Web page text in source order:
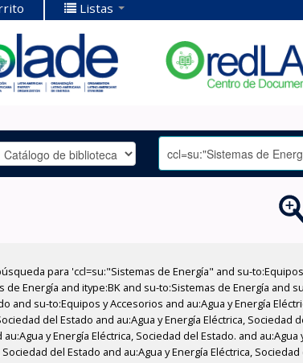
Listas
para 'ccl=su:"Sistemas de Energía" and su-
de Energía and itype:BK and su-to:Sistemas de Energía and
and su-to:Equipos y Accesorios and au:Agua y Energía
del Estado and au:Agua y Energía Eléctrica,
au:Agua y Energía Eléctrica, Sociedad del Estado. and
Sociedad del Estado and au:Agua y Energía Eléctrica,